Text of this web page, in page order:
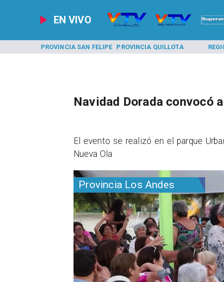
EN VIVO
PROVINCIA SAN FELIPE PROVINCIA QUILLOTA
Provincia Los Andes
Navidad Dorada convocó
​El evento se realizó en el parque
Nueva Ola